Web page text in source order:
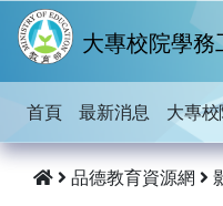
跳到主要內容
大專校院學務
首頁 最新消息 大專校
品德教育資源網